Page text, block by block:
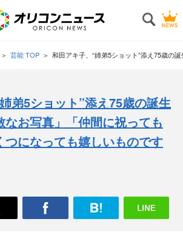
芸能 TOP 和田アキ子、“姉弟5ショット”添え75歳の
弟5ショット”添え75歳の誕生
なお写真」「仲間に祝っても
つになっても嬉しいものです